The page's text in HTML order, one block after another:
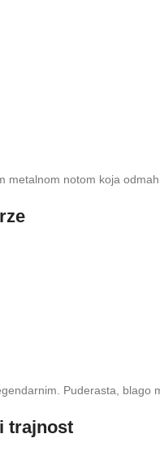
notom koja
Puderasta, blago
trajnost